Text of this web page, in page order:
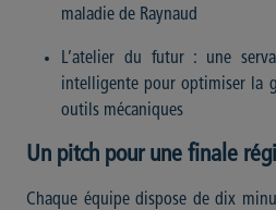
maladie de Raynaud
L’atelier du futur : une
intelligente pour optimiser la
outils mécaniques
Un pitch pour une finale
Chaque équipe dispose de dix